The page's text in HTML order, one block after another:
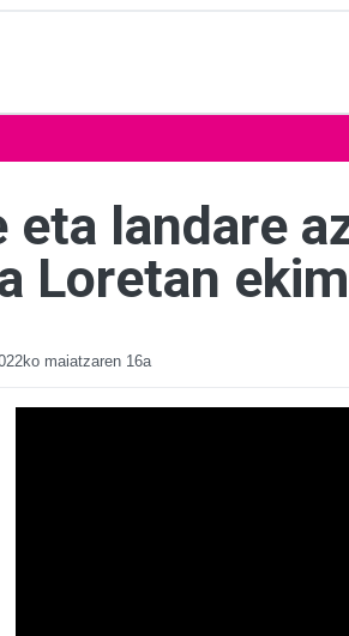
eta landare
Loretan
maiatzaren 16a